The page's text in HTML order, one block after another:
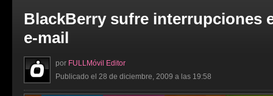
BlackBerry sufre interrupciones
e-mail
por FULLMóvil Editor
Publicado el 28 de diciembre, 2009 a las 19:58